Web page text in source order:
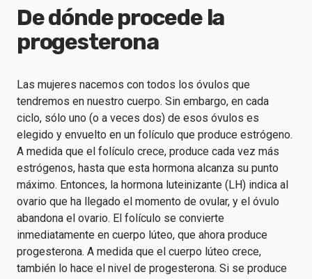
De dónde procede la
progesterona
Las mujeres nacemos con todos los óvulos que
tendremos en nuestro cuerpo. Sin embargo, en cada
ciclo, sólo uno (o a veces dos) de esos óvulos es
elegido y envuelto en un folículo que produce estrógeno.
A medida que el folículo crece, produce cada vez más
estrógenos, hasta que esta hormona alcanza su punto
máximo. Entonces, la hormona luteinizante (LH) indica al
ovario que ha llegado el momento de ovular, y el óvulo
abandona el ovario. El folículo se convierte
inmediatamente en cuerpo lúteo, que ahora produce
progesterona. A medida que el cuerpo lúteo crece,
también lo hace el nivel de progesterona. Si se produce